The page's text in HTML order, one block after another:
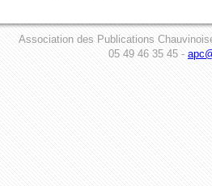
Association des Publications
05 49 46 35 45 -